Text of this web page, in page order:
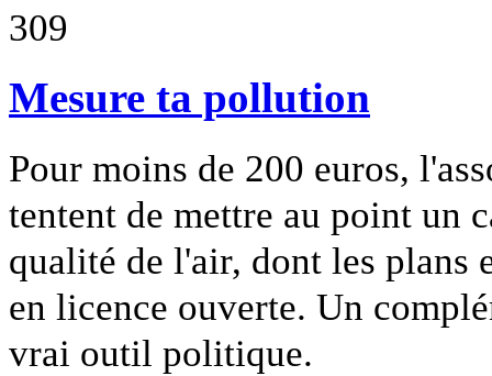
309
Mesure ta pollution
Pour moins de 200 euros,
tentent de mettre au point un
qualité de l'air, dont les plans
en licence ouverte. Un
vrai outil politique.